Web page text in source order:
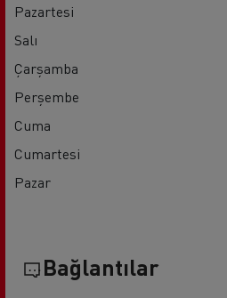
Pazartesi
Salı
Çarşamba
Perşembe
Cuma
Cumartesi
Pazar
Bağlantılar